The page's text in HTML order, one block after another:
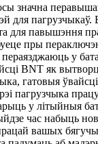
значна
для
для павышэння
пры
у
BNT як
гатовыя
пагрузчыка
у літыйныя
час набыць
вашых